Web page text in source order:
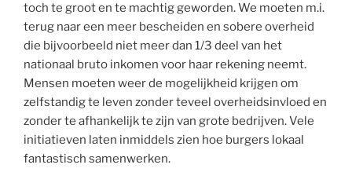
toch te groot en te machtig geworden. We moeten m.i.
terug naar een meer bescheiden en sobere overheid
die bijvoorbeeld niet meer dan 1/3 deel van het
nationaal bruto inkomen voor haar rekening neemt.
Mensen moeten weer de mogelijkheid krijgen om
zelfstandig te leven zonder teveel overheidsinvloed en
zonder te afhankelijk te zijn van grote bedrijven. Vele
initiatieven laten inmiddels zien hoe burgers lokaal
fantastisch samenwerken.